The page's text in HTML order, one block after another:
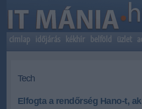
címlap időjárás kékhír belföld üzlet
Tech
Elfogta a rendőrség Hano-t,